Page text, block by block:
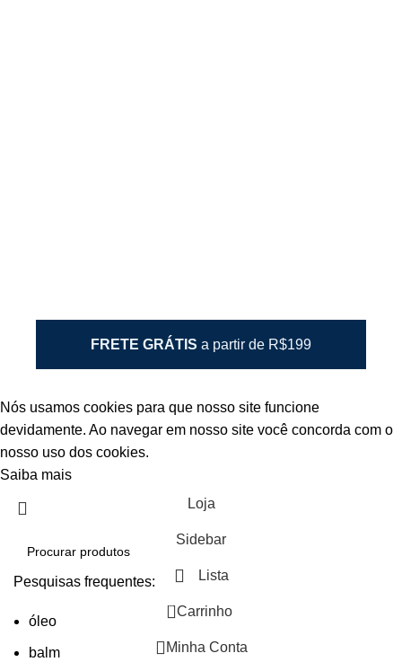
FRETE GRÁTIS a partir de R$199
Nós usamos cookies para que nosso site funcione
devidamente. Ao navegar em nosso site você concorda com o
nosso uso dos cookies.
Saiba mais
Pesquisas frequentes:
óleo
balm
Loja
Sidebar
Lista
0 Carrinho
Minha Conta